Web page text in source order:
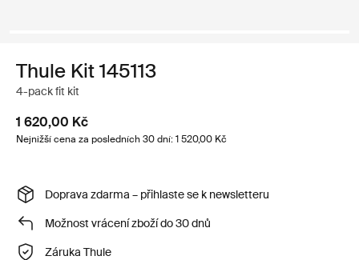
Thule Kit 145113
4-pack fit kit
1 620,00 Kč
Nejnižší cena za posledních 30 dní: 1 520,00 Kč
Doprava zdarma – přihlaste se k newsletteru
Možnost vrácení zboží do 30 dnů
Záruka Thule